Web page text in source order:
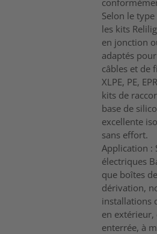
Selon le
les kits
en jonction
adaptés
câbles et de
XLPE, PE,
kits de
base de
excellente
sans effort.
Application :
électriques
que boîtes
dérivation,
installations
en extérieur,
enterrée, à